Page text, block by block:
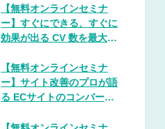
通貫で成果を上げる方法と
は？
【無料オンラインセミナ
ー】すぐにできる、すぐに
効果が出る CV 数を最大化
告・ SNS 」改善 “虎の巻”
【無料オンラインセミナ
ー】サイト改善のプロが語
る ECサイトのコンバージ